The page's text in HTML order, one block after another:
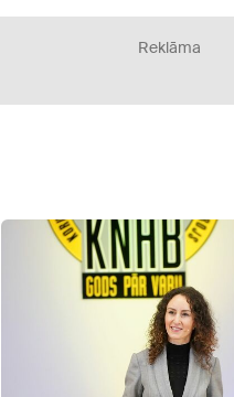
Reklāma